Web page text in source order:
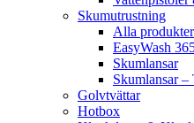
Skumutrustning
Alla produkter
EasyWash
Skumlansar
Skumlansar
Golvtvättar
Hotbox